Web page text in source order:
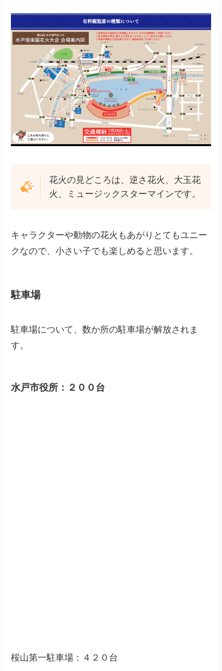
花火の見どころは、逆さ花火、大玉花
火、ミュージックスターマインです。
キャラクターや動物の花火もあがりとてもユニー
クなので、小さい子でも楽しめると思います。
駐車場
駐車場について、数か所の駐車場が解放されま
す。
水戸市役所：２００台
桜山第一駐車場：４２０台